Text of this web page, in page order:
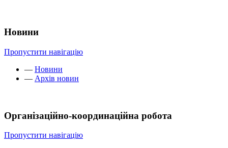
Новини
Пропустити навігацію
— Новини
— Архів новин
Організаційно-координаційна робота
Пропустити навігацію